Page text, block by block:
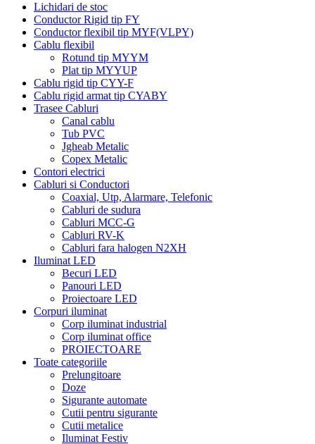
Lichidari de stoc
Conductor Rigid tip FY
Conductor flexibil tip MYF(VLPY)
Cablu flexibil
Rotund tip MYYM
Plat tip MYYUP
Cablu rigid tip CYY-F
Cablu rigid armat tip CYABY
Trasee Cabluri
Canal cablu
Tub PVC
Jgheab Metalic
Copex Metalic
Contori electrici
Cabluri si Conductori
Coaxial, Utp, Alarmare, Telefonic
Cabluri de sudura
Cabluri MCC-G
Cabluri RV-K
Cabluri fara halogen N2XH
Iluminat LED
Becuri LED
Panouri LED
Proiectoare LED
Corpuri iluminat
Corp iluminat industrial
Corp iluminat office
PROIECTOARE
Toate categoriile
Prelungitoare
Doze
Sigurante automate
Cutii pentru sigurante
Cutii metalice
Iluminat Festiv